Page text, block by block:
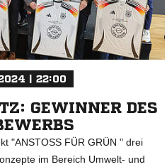
| 22:00
GEWINNER DES
"ANSTOSS FÜR GRÜN " drei
im Bereich Umwelt- und